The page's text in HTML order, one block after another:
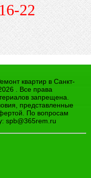
22
квартир в Санкт-
. Все права
запрещена.
представленные
По вопросам
spb@365rem.ru